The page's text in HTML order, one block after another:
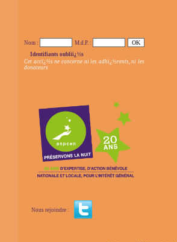
Nom :
M.d.P. :
Identifiants oubliï¿½s
Cet accï¿½s ne concerne ni les adhï¿½rents, ni les
donateurs
Nous rejoindre :